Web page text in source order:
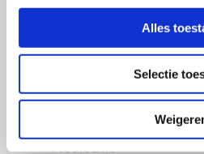
Alles
Selectie
RCA
Overige Vasculitiden
Informatie
Soorten Vasculitis
Medicatie